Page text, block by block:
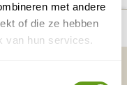
met andere
of die ze hebben
van hun services.
Bekijk
kaart